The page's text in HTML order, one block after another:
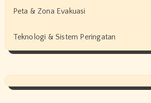
Peta & Zona Evakuasi
Teknologi & Sistem Peringatan